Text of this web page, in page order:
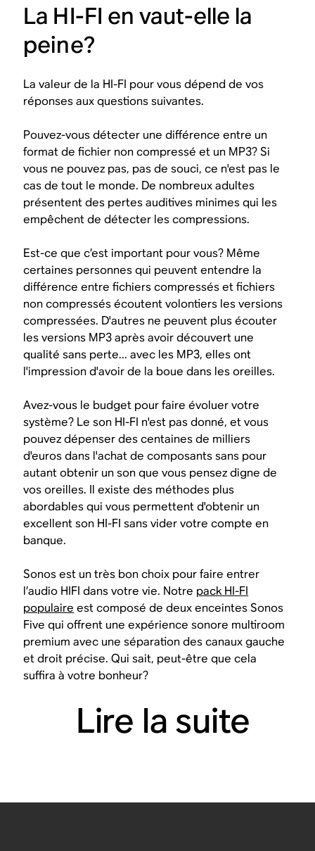
La HI-FI en vaut-elle la
peine?
La valeur de la HI-FI pour vous dépend de vos
réponses aux questions suivantes.
Pouvez-vous détecter une différence entre un
format de fichier non compressé et un MP3? Si
vous ne pouvez pas, pas de souci, ce n'est pas le
cas de tout le monde. De nombreux adultes
présentent des pertes auditives minimes qui les
empêchent de détecter les compressions.
Est-ce que c’est important pour vous? Même
certaines personnes qui peuvent entendre la
différence entre fichiers compressés et fichiers
non compressés écoutent volontiers les versions
compressées. D'autres ne peuvent plus écouter
les versions MP3 après avoir découvert une
qualité sans perte... avec les MP3, elles ont
l'impression d'avoir de la boue dans les oreilles.
Avez-vous le budget pour faire évoluer votre
système? Le son HI-FI n'est pas donné, et vous
pouvez dépenser des centaines de milliers
d'euros dans l'achat de composants sans pour
autant obtenir un son que vous pensez digne de
vos oreilles. Il existe des méthodes plus
abordables qui vous permettent d'obtenir un
excellent son HI-FI sans vider votre compte en
banque.
Sonos est un très bon choix pour faire entrer
l’audio HIFI dans votre vie. Notre pack HI-FI
populaire est composé de deux enceintes Sonos
Five qui offrent une expérience sonore multiroom
premium avec une séparation des canaux gauche
et droit précise. Qui sait, peut-être que cela
suffira à votre bonheur?
Lire la suite